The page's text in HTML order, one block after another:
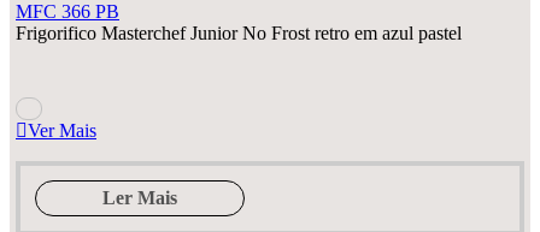
MFC 366 PB
Frigorifico Masterchef Junior No Frost retro em azul pastel
Ver Mais
Ler Mais